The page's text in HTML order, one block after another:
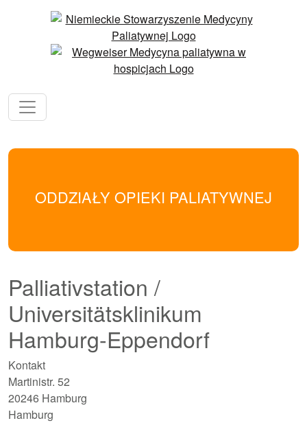
ODDZIAŁY OPIEKI PALIATYWNEJ
Palliativstation /
Universitätsklinikum
Hamburg-Eppendorf
Kontakt
Martinistr. 52
20246 Hamburg
Hamburg